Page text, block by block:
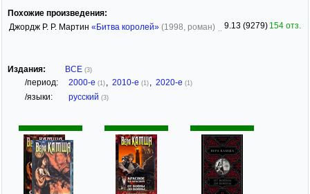
Похожие произведения:
Джордж Р. Р. Мартин «Битва королей» (1998, роман) 9.13 (9279) 154 отз.
Издания: ВСЕ (3)
/период: 2000-е (1) , 2010-е (1) , 2020-е (1)
/языки: русский (3)